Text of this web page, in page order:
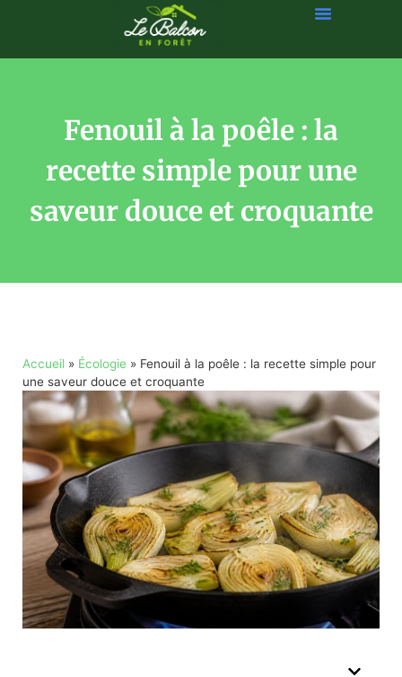
Fenouil à la poêle : la
recette simple pour une
saveur douce et croquante
Accueil » Écologie » Fenouil à la poêle : la recette simple pour
une saveur douce et croquante